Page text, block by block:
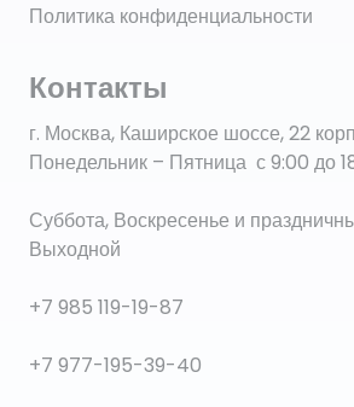
Политика конфиденциальности
Контакты
г. Москва, Каширское шоссе, 22
Понедельник – Пятница с 9:00 до
Суббота, Воскресенье и
Выходной
+7 985 119-19-87
+7 977-195-39-40